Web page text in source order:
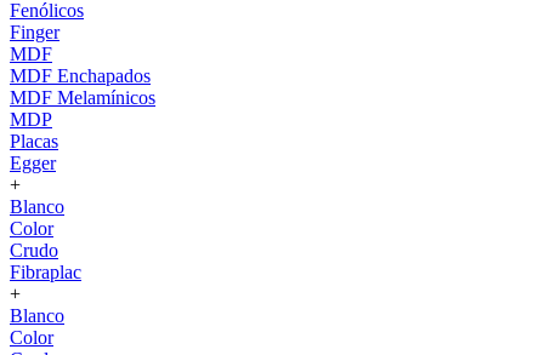
Fenólicos
Finger
MDF
MDF Enchapados
MDF Melamínicos
MDP
Placas
Egger
+
Blanco
Color
Crudo
Fibraplac
+
Blanco
Color